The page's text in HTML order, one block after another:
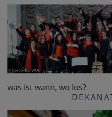
was ist wann, wo los?